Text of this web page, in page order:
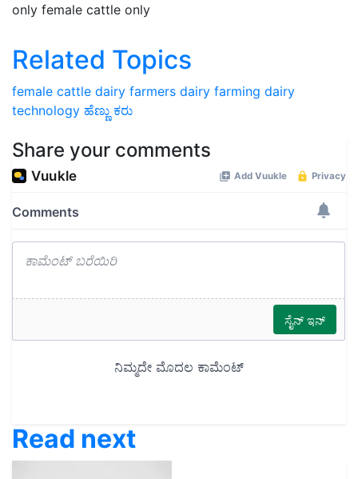
only female cattle only
Related Topics
female cattle dairy farmers dairy farming dairy
technology ಹೆಣ್ಣು ಕರು
Share your comments
Read next